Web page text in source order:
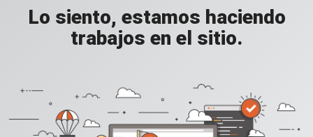
Lo siento, estamos haciendo
trabajos en el sitio.